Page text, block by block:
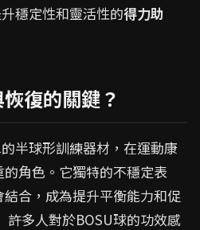
穩定性和靈活性的得力助
復的關鍵？
半球形訓練器材，在運動康
角色。它獨特的不穩定表
合，成為提升平衡能力和促
許多人對於BOSU球的功效感